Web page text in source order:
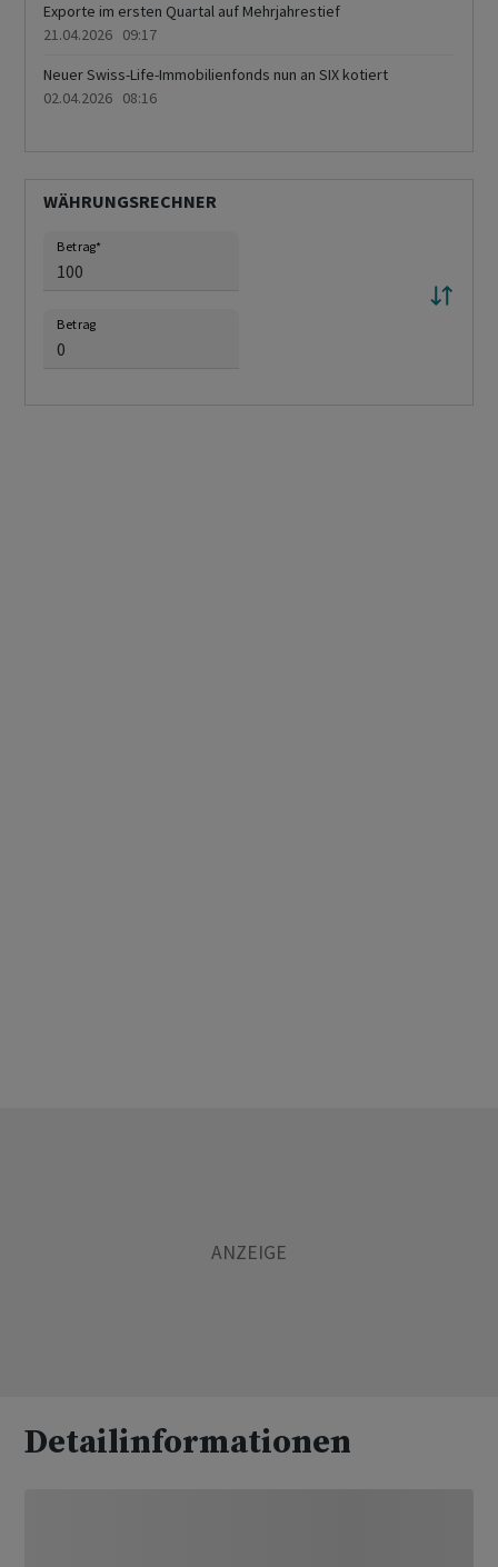
Exporte im ersten Quartal auf Mehrjahrestief
21.04.2026 09:17
Neuer Swiss-Life-Immobilienfonds nun an SIX kotiert
02.04.2026 08:16
WÄHRUNGSRECHNER
Betrag*
Betrag
Detailinformationen